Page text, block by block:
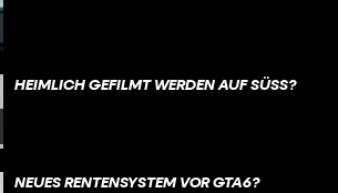
HEIMLICH GEFILMT WERDEN AUF SÜSS?
NEUES RENTENSYSTEM VOR GTA6?